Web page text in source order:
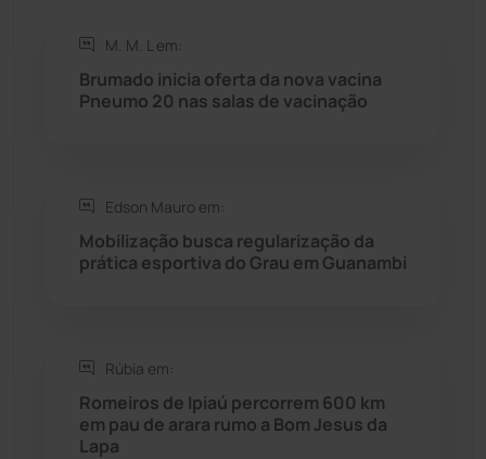
Rio do Antônio
Seabra (50)
Sítio do Mato
Sudoeste Baiano (1530)
M. M. L em:
Brumado inicia oferta da nova vacina
Pneumo 20 nas salas de vacinação
Edson Mauro em:
Mobilização busca regularização da
prática esportiva do Grau em Guanambi
Rúbia em:
Romeiros de Ipiaú percorrem 600 km
em pau de arara rumo a Bom Jesus da
Lapa